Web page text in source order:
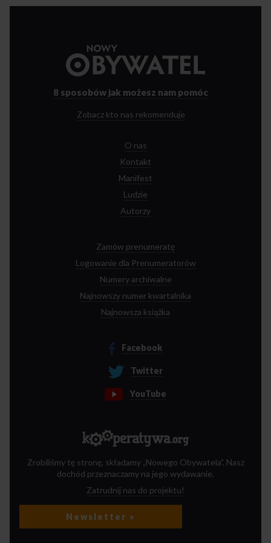
strony
8 sposobów jak możesz nam pomóc
Zobacz kto nas rekomenduje
O nas
Kontakt
Manifest
Ludzie
Autorzy
Zamów prenumeratę
Logowanie dla Prenumeratorów
Numery archiwalne
Najnowszy numer kwartalnika
Najnowsza książka
Facebook
Twitter
YouTube
Zrobiliśmy tę stronę, składamy „Nowego Obywatela”. Nasz
dochód przeznaczamy na jego wydawanie.
Zatrudnij nas do projektu!
Newsletter »